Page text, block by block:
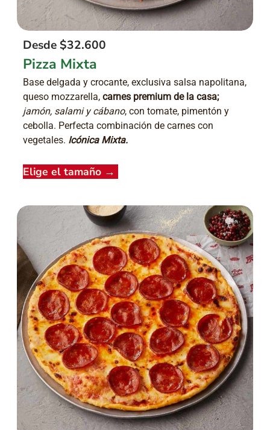
Desde $32.600
Pizza Mixta
Base delgada y crocante, exclusiva salsa napolitana,
queso mozzarella,carnes premium de la casa;
jamón, salami y cábano, con tomate, pimentón y
cebolla. Perfecta combinación de carnes con
vegetales. Icónica Mixta.
Elige el tamaño →